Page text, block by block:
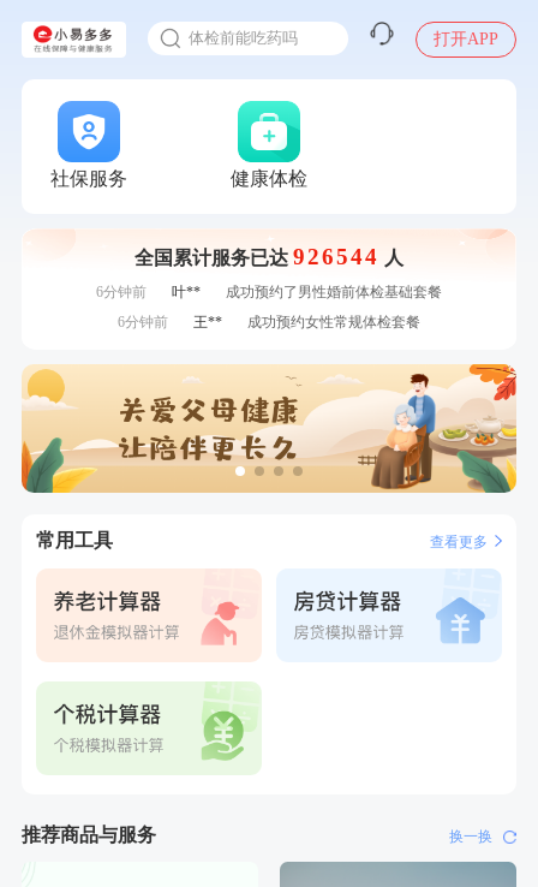
体检前能吃药吗
入职体检在线预约
甲状腺癌怎么筛查
打开APP
社保服务 健康体检
全国累计服务已达 926544 人
刚刚 莫**
成功预约了青少年体检套餐
刚刚
李**
成功预约了白领女士体检套餐
刚刚
李**
成功预约了白领女士体检套餐
赵*
购买了油米有福B款
1分钟前
购买了联创雅斯奶锅DF-CP103M
2分钟前
成功预约了女性VIP体检套餐
4分钟前
购买了厨房家用多功能不锈钢刀具六件套装
4分钟前
袁**
购买了美的体重秤 MO-CW5 白色
6分钟前
叶**
成功预约了男性婚前体检基础套餐
6分钟前
王**
成功预约女性常规体检套餐
王*
购买了公牛环球旅行转换器—L07
刚刚
莫**
成功预约了青少年体检套餐
刚刚
莫** 成功预约了青少年体检套餐
常用工具 查看更多
推荐商品与服务 换一换